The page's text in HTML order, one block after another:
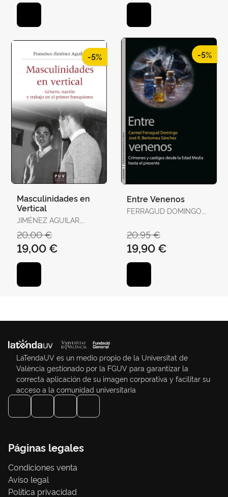
-5%
Masculinidades en
Vertical
JIMÉNEZ AGUILAR,
20,00 €
19,00 €
-5%
Entre Venenos
FERRAGUD DOMINGO,
20,95 €
19,90 €
LaTendaUV es un medio propio de la Universitat de
València gestionado por la FGUV para garantizar la
correcta aplicación de su imagen corporativa y facilitar su
acceso a la comunidad universitaria
Páginas legales
Condiciones venta
Aviso legal
Política privacidad